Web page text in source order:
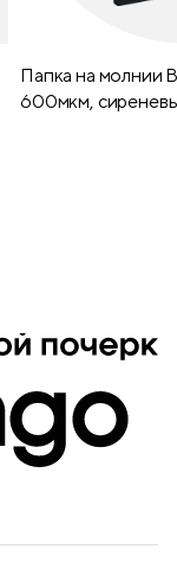
185
Папка на молнии
600мкм,